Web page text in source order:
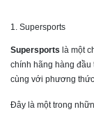
1. Supersports
Supersports là một
chính hãng hàng
cùng với phương
Đây là một trong